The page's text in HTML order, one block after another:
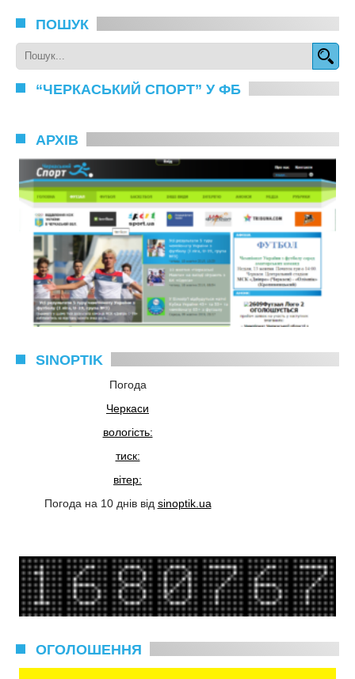
ПОШУК
“ЧЕРКАСЬКИЙ СПОРТ” У ФБ
АРХІВ
SINOPTIK
Погода
Черкаси
вологість:
тиск:
вітер:
Погода на 10 днів від sinoptik.ua
ОГОЛОШЕННЯ